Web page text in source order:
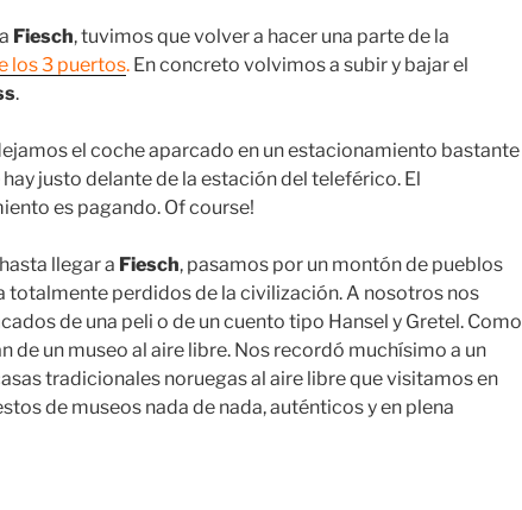
Fiesch, tuvimos que volver a hacer una parte de la
los 3 puertos. En concreto volvimos a subir y bajar el
.
el coche aparcado en un estacionamiento bastante
justo delante de la estación del teleférico. El
es pagando. Of course!
llegar a Fiesch, pasamos por un montón de pueblos
totalmente perdidos de la civilización. A nosotros nos
de una peli o de un cuento tipo Hansel y Gretel. Como
de un museo al aire libre. Nos recordó muchísimo a un
tradicionales noruegas al aire libre que visitamos en
de museos nada de nada, auténticos y en plena